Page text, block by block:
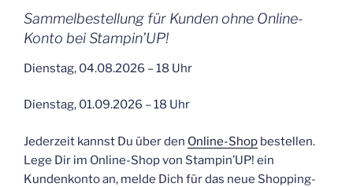
Sammelbestellung für Kunden ohne Online-
Konto bei Stampin’UP!
Dienstag, 04.08.2026 – 18 Uhr
Dienstag, 01.09.2026 – 18 Uhr
Jederzeit kannst Du über den Online-Shop bestellen.
Lege Dir im Online-Shop von Stampin’UP! ein
Kundenkonto an, melde Dich für das neue Shopping-